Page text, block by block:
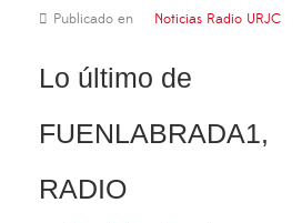
Publicado en Noticias Radio URJC
Lo último de
FUENLABRADA1,
RADIO